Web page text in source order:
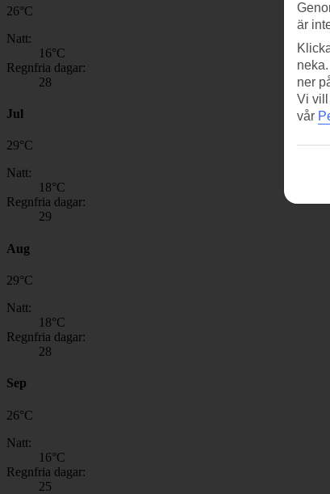
26°C
Natt:
16°C
Regnfria dagar:
28
Jul
29°C
Natt:
18°C
Regnfria dagar:
29
Aug
29°C
Natt:
18°C
Regnfria dagar:
28
Sep
26°C
Natt:
16°C
Regnfria dagar:
25
är
ner
Vi vill
vår